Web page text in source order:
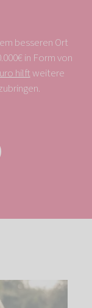
besseren Ort
in Form von
hilftweitere